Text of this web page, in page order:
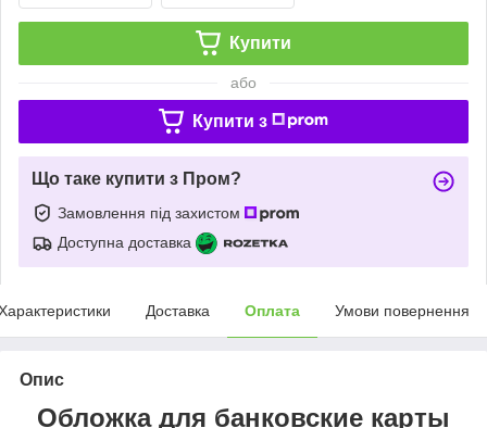
Купити
або
Купити з
Що таке купити з Пром?
Замовлення під захистом
Доступна доставка
Доставка Оплата Умови повернення
Опис
Обложка для банковские карты